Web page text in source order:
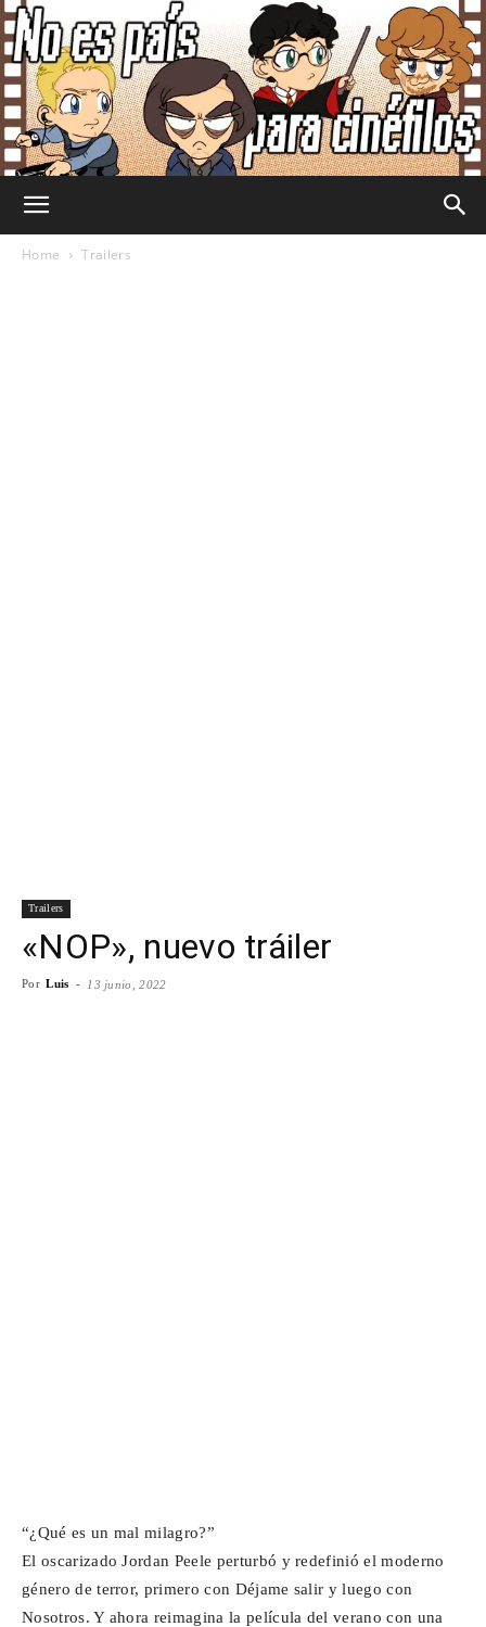
Home Trailers
Trailers
«NOP», nuevo tráiler
Por Luis - 13 junio, 2022
“¿Qué es un mal milagro?”
El oscarizado Jordan Peele perturbó y redefinió el moderno
género de terror, primero con Déjame salir y luego con
Nosotros. Y ahora reimagina la película del verano con una